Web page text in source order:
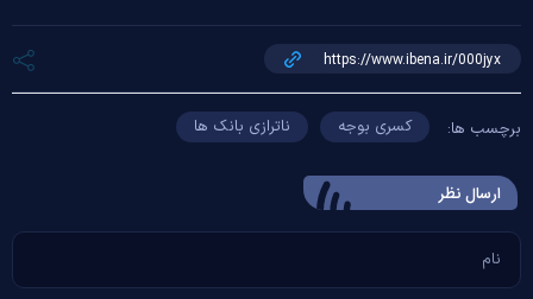
برچسب ها: کسری بوجه ناترازی بانک ها
ارسال‌ نظر